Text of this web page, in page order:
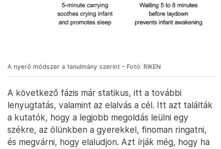
A nyerő módszer a tanulmány szerint – Fotó: RIKEN
A következő fázis már statikus, itt a további
lenyugtatás, valamint az elalvás a cél. Itt azt találták
a kutatók, hogy a legjobb megoldás leülni egy
székre, az ölünkben a gyerekkel, finoman ringatni,
és megvárni, hogy elaludjon. Azt írják még, hogy ha